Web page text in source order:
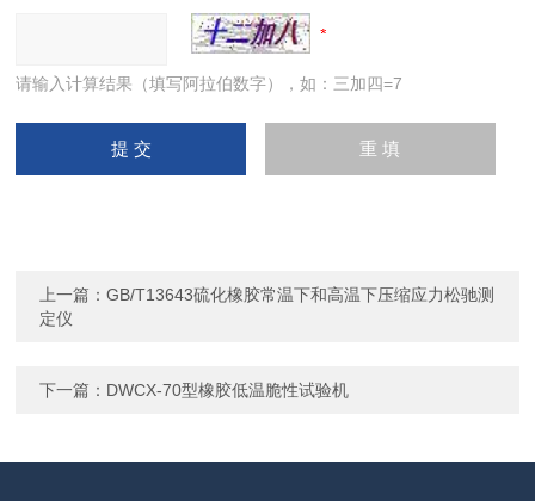
请输入计算结果（填写阿拉伯数字），如：三加四=7
上一篇：GB/T13643硫化橡胶常温下和高温下压缩应力松驰测
定仪
下一篇： DWCX-70型橡胶低温脆性试验机